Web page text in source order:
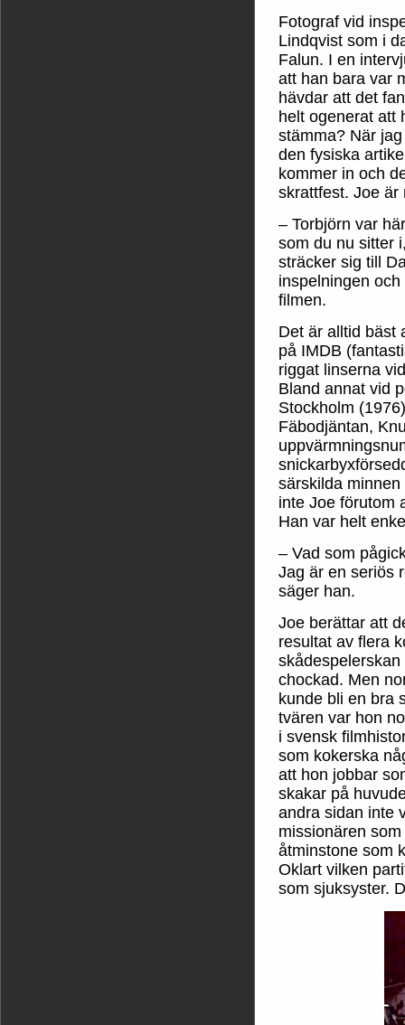
Fotograf vid
Lindqvist som i
Falun. I en
att han bara var
hävdar att det
helt ogenerat att
stämma? När
den fysiska
kommer in och
skrattfest. Joe är
– Torbjörn var
som du nu sitter
sträcker sig till
inspelningen
filmen.
Det är alltid bäst
på IMDB
riggat linserna
Bland annat vid
Stockholm
Fäbodjäntan,
särskilda
inte Joe förutom
Han var helt
– Vad som
Jag är en seriös
säger han.
Joe berättar att
resultat av flera
chockad. Men
kunde bli en bra
tvären var hon
i svensk
som kokerska
att hon jobbar
skakar på
andra sidan inte
missionären
åtminstone som
Oklart vilken
som sjuksyster.